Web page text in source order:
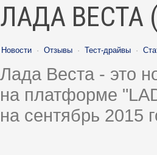
ЛАДА ВЕСТА
Новости · Отзывы · Тест-драйвы ·
Лада Веста - это
на платформе
на сентябрь 2015